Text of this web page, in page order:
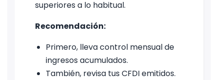
superiores a lo habitual.
Recomendación:
Primero, lleva control mensual de
ingresos acumulados.
También, revisa tus CFDI emitidos.